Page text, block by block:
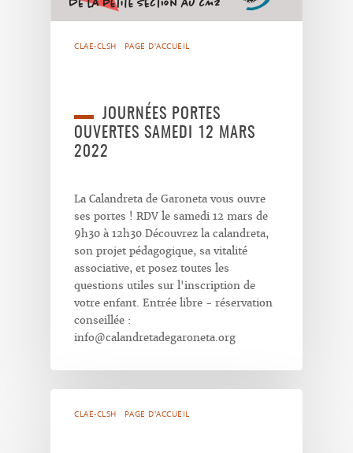
CLAE-CLSH PAGE D'ACCUEIL
JOURNÉES PORTES
OUVERTES SAMEDI 12 MARS
2022
La Calandreta de Garoneta vous ouvre
ses portes ! RDV le samedi 12 mars de
9h30 à 12h30 Découvrez la calandreta,
son projet pédagogique, sa vitalité
associative, et posez toutes les
questions utiles sur l'inscription de
votre enfant. Entrée libre - réservation
conseillée :
info@calandretadegaroneta.org
CLAE-CLSH PAGE D'ACCUEIL